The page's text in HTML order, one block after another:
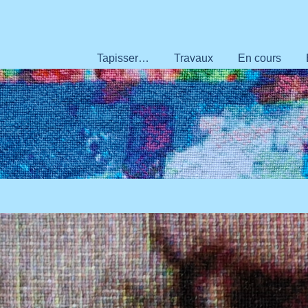
Tapisser… Travaux En cours